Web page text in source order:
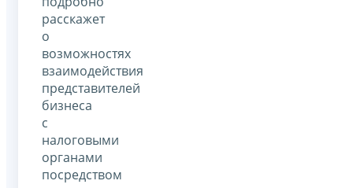
расскажет
о
возможностях
взаимодействия
представителей
бизнеса
с
налоговыми
органами
посредством